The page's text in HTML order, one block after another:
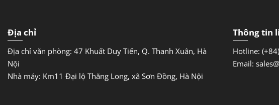
Địa chỉ
Địa chỉ văn phòng: 47 Khuất Duy Tiến, Q. Thanh Xuân, Hà
Nội
Nhà máy: Km11 Đại lộ Thăng Long, xã Sơn Đồng, Hà Nội
Thông tin
Hotline:
Email: